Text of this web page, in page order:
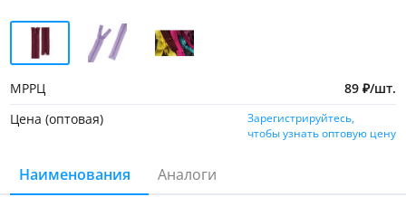
МРРЦ 89 ₽/шт.
Цена (оптовая)
Зарегистрируйтесь,
чтобы узнать оптовую цену
Наименования Аналоги